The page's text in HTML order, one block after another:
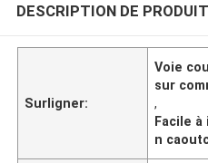
DESCRIPTION DE PRODUIT
Surligner:
Voie
sur
,
Facile
n